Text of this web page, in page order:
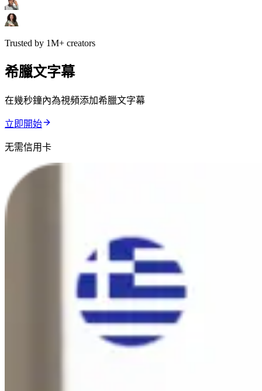
Trusted by 1M+ creators
希臘文字幕
在幾秒鐘內為視頻添加希臘文字幕
立即開始
无需信用卡